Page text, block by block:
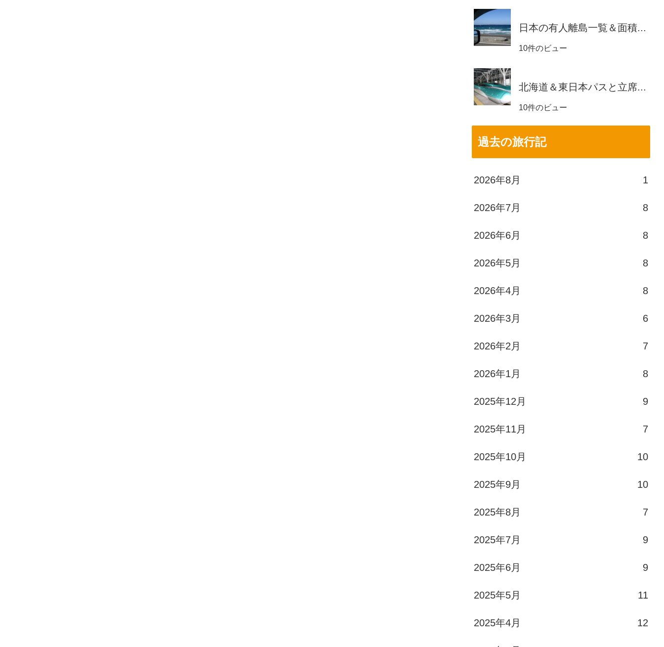
日本の有人離島一覧＆面積...
10件のビュー
北海道＆東日本パスと立席...
10件のビュー
過去の旅行記
2026年8月 1
2026年7月 8
2026年6月 8
2026年5月 8
2026年4月 8
2026年3月 6
2026年2月 7
2026年1月 8
2025年12月 9
2025年11月 7
2025年10月 10
2025年9月 10
2025年8月 7
2025年7月 9
2025年6月 9
2025年5月 11
2025年4月 12